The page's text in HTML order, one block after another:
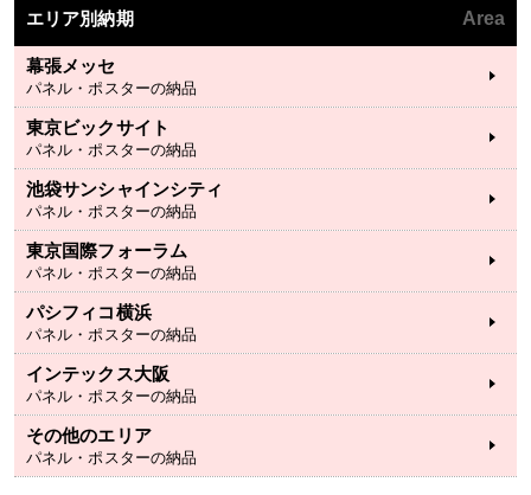
エリア別納期 Area
幕張メッセ
パネル・ポスターの納品
東京ビックサイト
パネル・ポスターの納品
池袋サンシャインシティ
パネル・ポスターの納品
東京国際フォーラム
パネル・ポスターの納品
パシフィコ横浜
パネル・ポスターの納品
インテックス大阪
パネル・ポスターの納品
その他のエリア
パネル・ポスターの納品